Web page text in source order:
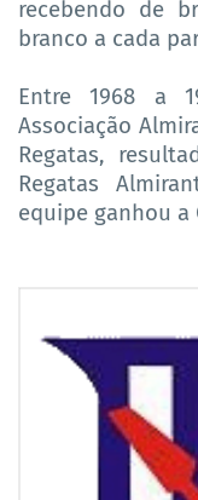
recebendo de
branco a cada
Entre 1968 a
Associação
Regatas,
Regatas
equipe ganhou a